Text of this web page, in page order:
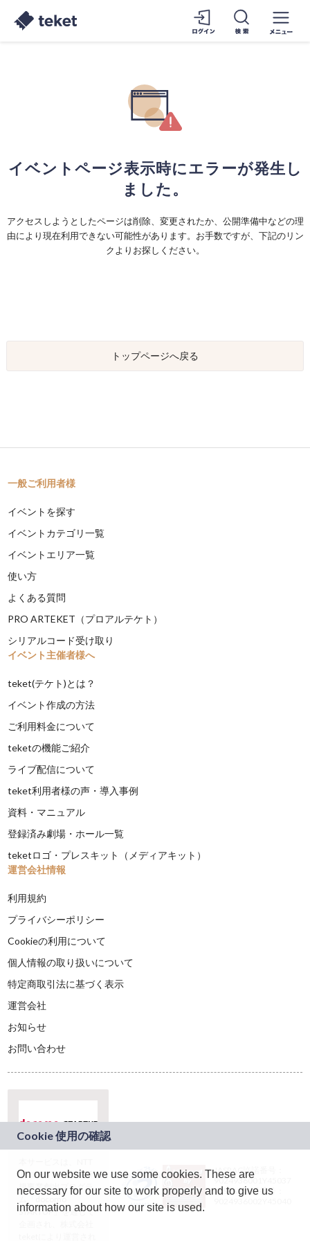
イベントページ表示時にエラーが発生し
ました。
アクセスしようとしたページは削除、変更されたか、公開準備中などの理
由により現在利用できない可能性があります。お手数ですが、下記のリン
クよりお探しください。
トップページへ戻る
一般ご利用者様
イベントを探す
イベントカテゴリ一覧
イベントエリア一覧
使い方
よくある質問
PRO ARTEKET（プロアルテケト）
シリアルコード受け取り
イベント主催者様へ
teket(テケト)とは？
イベント作成の方法
ご利用料金について
teketの機能ご紹介
ライブ配信について
teket利用者様の声・導入事例
資料・マニュアル
登録済み劇場・ホール一覧
teketロゴ・プレスキット（メディアキット）
運営会社情報
利用規約
プライバシーポリシー
Cookieの利用について
個人情報の取り扱いについて
特定商取引法に基づく表示
運営会社
お知らせ
お問い合わせ
ドコモグループの新
規事業創出プログラ
ム「docomo
STARTUP」を通じて
JASRAC許諾番号：
9024936001Y45037
JASRAC許諾番号：
On our website we use some cookies. These are
necessary for our site to work properly and to give us
information about how our site is used.